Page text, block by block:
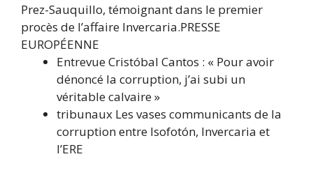
Prez-Sauquillo, témoignant dans le premier
procès de l’affaire Invercaria.PRESSE
EUROPÉENNE
EntrevueCristóbal Cantos : « Pour avoir
dénoncé la corruption, j’ai subi un
véritable calvaire »
tribunaux Les vases communicants de la
corruption entre Isofotón, Invercaria et
l’ERE